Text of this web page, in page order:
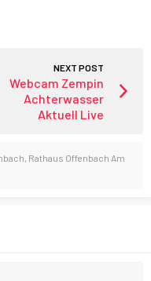
NEXT POST
Webcam Zempin
Achterwasser
Aktuell Live
, Rathaus Offenbach Am